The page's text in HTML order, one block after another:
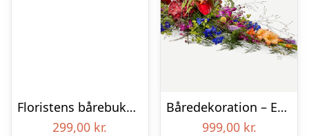
Floristens bårebuket – Smukt minde
299,00 kr.
Båredekoration – Et farverigt farvel
999,00 kr.